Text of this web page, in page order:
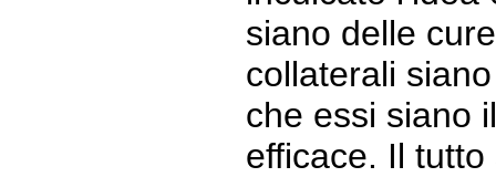
siano delle
collaterali
che essi siano
efficace. Il